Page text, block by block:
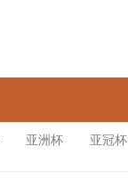
亚洲杯 亚冠杯